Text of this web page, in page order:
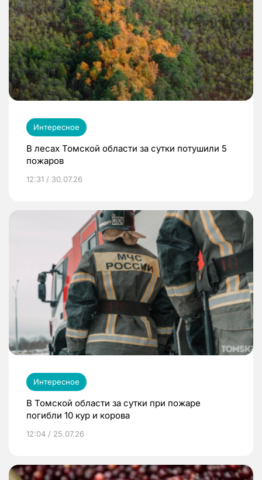
Интересное
В лесах Томской области за сутки потушили 5
пожаров
12:31 / 30.07.26
Интересное
В Томской области за сутки при пожаре
погибли 10 кур и корова
12:04 / 25.07.26